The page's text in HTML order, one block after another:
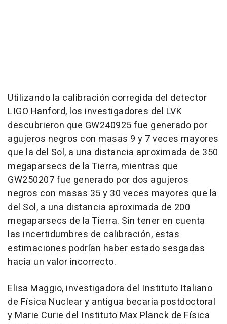
Utilizando la calibración corregida del detector
LIGO Hanford, los investigadores del LVK
descubrieron que GW240925 fue generado por
agujeros negros con masas 9 y 7 veces mayores
que la del Sol, a una distancia aproximada de 350
megaparsecs de la Tierra, mientras que
GW250207 fue generado por dos agujeros
negros con masas 35 y 30 veces mayores que la
del Sol, a una distancia aproximada de 200
megaparsecs de la Tierra. Sin tener en cuenta
las incertidumbres de calibración, estas
estimaciones podrían haber estado sesgadas
hacia un valor incorrecto.
Elisa Maggio, investigadora del Instituto Italiano
de Física Nuclear y antigua becaria postdoctoral
y Marie Curie del Instituto Max Planck de Física